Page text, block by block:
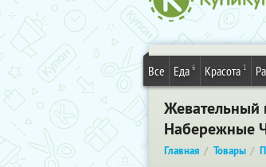
Все Еда 6 Красота 1
Жевательный
Набережные
Главная Товары